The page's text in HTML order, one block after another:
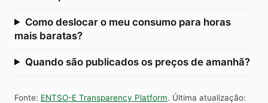
Como deslocar o meu consumo para horas
mais baratas?
Quando são publicados os preços de amanhã?
Fonte: ENTSO-E Transparency Platform. Última atualização: